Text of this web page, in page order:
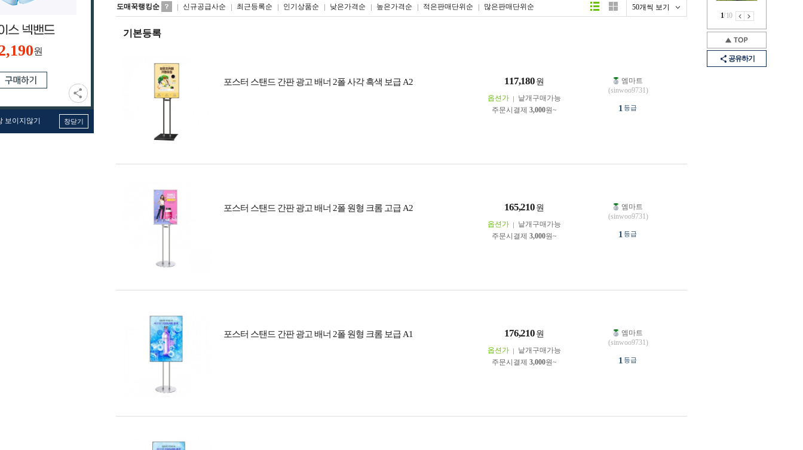
원
보이지않기 창닫기
1/10
공유하기
도매꾹랭킹순 신규공급사순 최근등록순 인기상품순 낮은가격순 높은가격순 적은판매단위순 많은판매단위순 50개씩 보기
리스트형갤러리형
기본등록
포스터 스탠드 간판 광고 배너 2폴 사각 흑색 보급 A2 117,180 원
옵션가
낱개구매가능
주문시결제 3,000원~
엠마트
(sinwoo9731)
1 등급
포스터 스탠드 간판 광고 배너 2폴 원형 크롬 고급 A2 165,210 원
옵션가
낱개구매가능
주문시결제 3,000원~
엠마트
(sinwoo9731)
1 등급
포스터 스탠드 간판 광고 배너 2폴 원형 크롬 보급 A1 176,210 원
옵션가
낱개구매가능
주문시결제 3,000원~
엠마트
(sinwoo9731)
1 등급